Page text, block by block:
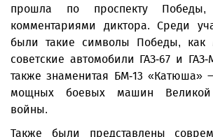
прошла по проспекту Победы,
комментариями диктора. Среди
были такие символы Победы, как
советские автомобили ГАЗ-67 и
также знаменитая БМ-13 «Катюша»
мощных боевых машин Великой
войны.
Также были представлены